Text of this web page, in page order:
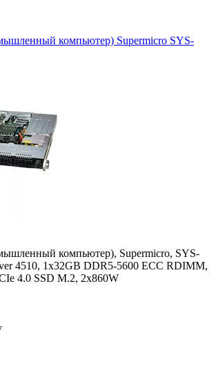
компьютер) Supermicro SYS-
компьютер), Supermicro, SYS-
4510, 1x32GB DDR5-5600 ECC RDIMM,
4.0 SSD M.2, 2x860W